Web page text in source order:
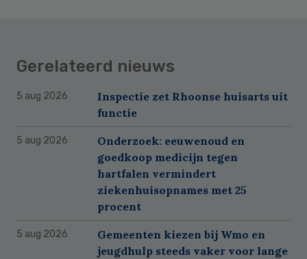
Gerelateerd nieuws
5 aug 2026
Inspectie zet Rhoonse huisarts uit
functie
5 aug 2026
Onderzoek: eeuwenoud en
goedkoop medicijn tegen
hartfalen vermindert
ziekenhuisopnames met 25
procent
5 aug 2026
Gemeenten kiezen bij Wmo en
jeugdhulp steeds vaker voor lange